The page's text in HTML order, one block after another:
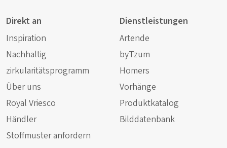
Direkt an
Inspiration
Nachhaltig
zirkularitätsprogramm
Über uns
Royal Vriesco
Händler
Stoffmuster anfordern
Dienstleistungen
Artende
byTzum
Homers
Vorhänge
Produktkatalog
Bilddatenbank